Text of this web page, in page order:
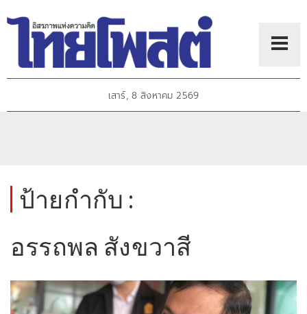
เสาร์, 8 สิงหาคม 2569
ป้ายกำกับ :
อรรถพล สังขวาสี